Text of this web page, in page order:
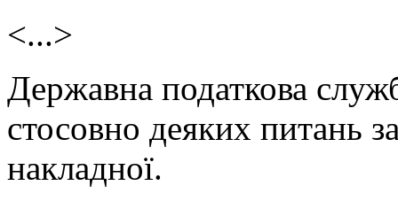
<...>
Державна податкова
стосовно деяких питань
накладної.